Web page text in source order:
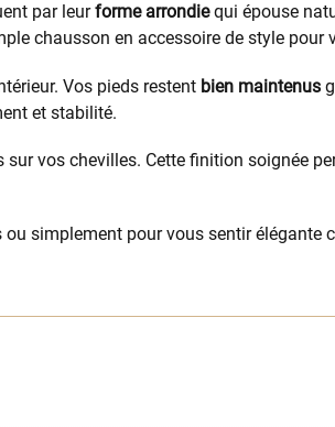
par leurforme arrondiequi épouse
chausson en accessoire de style pour
Vos pieds restent bien maintenus
et stabilité.
vos chevilles. Cette finition soignée
simplement pour vous sentir élégante